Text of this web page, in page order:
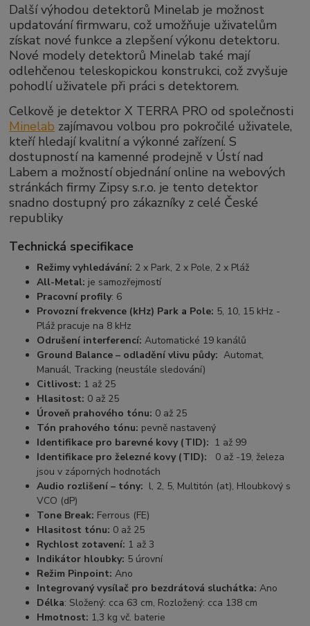
Další výhodou detektorů Minelab je možnost
updatování firmwaru, což umožňuje uživatelům
získat nové funkce a zlepšení výkonu detektoru.
Nové modely detektorů Minelab také mají
odlehčenou teleskopickou konstrukci, což zvyšuje
pohodlí uživatele při práci s detektorem.
Celkově je detektor X TERRA PRO od společnosti
Minelab zajímavou volbou pro pokročilé uživatele,
kteří hledají kvalitní a výkonné zařízení. S
dostupností na kamenné prodejně v Ústí nad
Labem a možností objednání online na webových
stránkách firmy Zipsy s.r.o. je tento detektor
snadno dostupný pro zákazníky z celé České
republiky
Technická specifikace
Režimy vyhledávání: 2 x Park, 2 x Pole, 2 x Pláž
All-Metal: je samozřejmostí
Pracovní profily: 6
Provozní frekvence (kHz) Park a Pole: 5, 10, 15 kHz -
Pláž pracuje na 8 kHz
Odrušení interferencí: Automatické 19 kanálů
Ground Balance – odladění vlivu půdy: Automat,
Manuál, Tracking (neustále sledování)
Citlivost: 1 až 25
Hlasitost: 0 až 25
Úroveň prahového tónu: 0 až 25
Tón prahového tónu: pevně nastavený
Identifikace pro barevné kovy (TID): 1 až 99
Identifikace pro železné kovy (TID): 0 až -19, železa
jsou v záporných hodnotách
Audio rozlišení – tóny: l, 2, 5, Multitón (at), Hloubkový s
VCO (dP)
Tone Break: Ferrous (FE)
Hlasitost tónu: 0 až 25
Rychlost zotavení: 1 až 3
Indikátor hloubky: 5 úrovní
Režim Pinpoint: Ano
Integrovaný vysílač pro bezdrátová sluchátka: Ano
Délka: Složený: cca 63 cm, Rozložený: cca 138 cm
Hmotnost: 1,3 kg vč. baterie